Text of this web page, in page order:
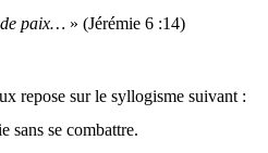
paix… » (Jérémie 6 :14)
repose sur le syllogisme suivant :
sans se combattre.